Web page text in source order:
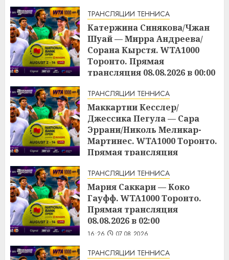
ТРАНСЛЯЦИИ ТЕННИСА
Катержина Синякова/Чжан
Шуай — Мирра Андреева/
Сорана Кырстя. WTA1000
Торонто. Прямая
трансляция 08.08.2026 в 00:00
ТРАНСЛЯЦИИ ТЕННИСА
Маккартни Кесслер/
Джессика Пегула — Сара
Эррани/Николь Меликар-
Мартинес. WTA1000 Торонто.
Прямая трансляция
16:45 07.08.2026
ТРАНСЛЯЦИИ ТЕННИСА
Мария Саккари — Коко
Гауфф. WTA1000 Торонто.
Прямая трансляция
08.08.2026 в 02:00
16:26 07.08.2026
ТРАНСЛЯЦИИ ТЕННИСА